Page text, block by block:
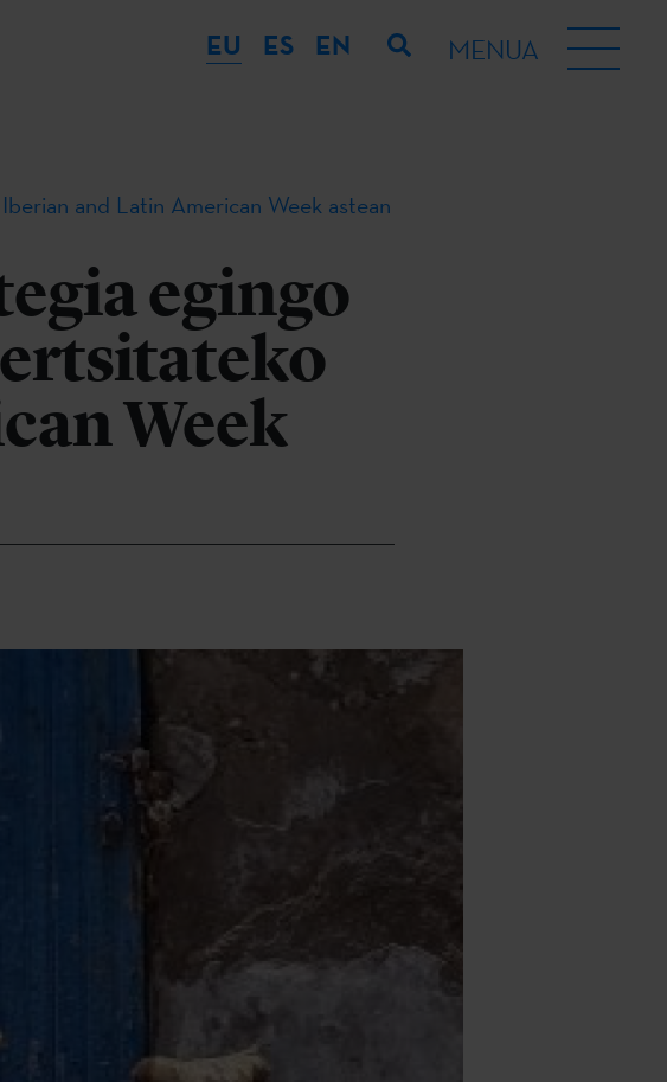
EU ES EN MENUA
and Latin American Week astean
egingo
Week